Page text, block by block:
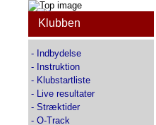
Klubben
- Indbydelse
- Instruktion
- Klubstartliste
- Live resultater
- Stræktider
- O-Track